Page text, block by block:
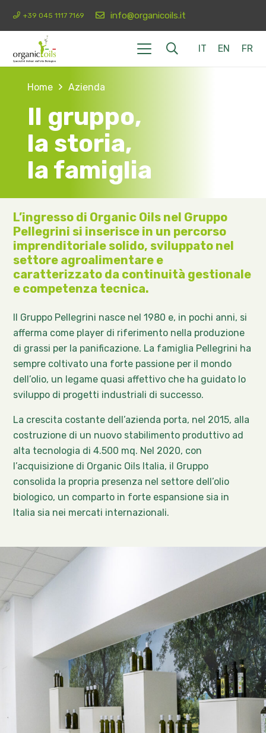
+39 045 1117 7169 info@organicoils.it
IT EN FR
Home Azienda
Il gruppo,
la storia,
la famiglia
L’ingresso di Organic Oils nel Gruppo
Pellegrini si inserisce in un percorso
imprenditoriale solido, sviluppato nel
settore agroalimentare e
caratterizzato da continuità gestionale
e competenza tecnica.
Il Gruppo Pellegrini nasce nel 1980 e, in pochi anni, si
afferma come player di riferimento nella produzione
di grassi per la panificazione. La famiglia Pellegrini ha
sempre coltivato una forte passione per il mondo
dell’olio, un legame quasi affettivo che ha guidato lo
sviluppo di progetti industriali di successo.
La crescita costante dell’azienda porta, nel 2015, alla
costruzione di un nuovo stabilimento produttivo ad
alta tecnologia di 4.500 mq. Nel 2020, con
l’acquisizione di Organic Oils Italia, il Gruppo
consolida la propria presenza nel settore dell’olio
biologico, un comparto in forte espansione sia in
Italia sia nei mercati internazionali.